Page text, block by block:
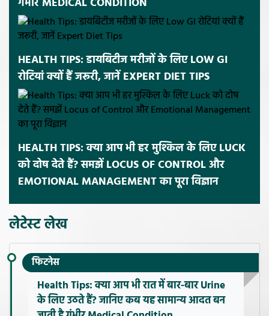
HEALTH TIPS: डायबिटीज मरीजों के लिए LOW GI
रोटियां क्यों हैं जरूरी, जानें EXPERT DIET TIPS
HEALTH TIPS: क्या आप भी हर मुश्किल के लिए LUCK
को दोष देते हैं? समझें LOCUS OF CONTROL और
EMOTIONAL MANAGEMENT का पूरा विज्ञान
लेटेस्ट लेख
फिटनेस
Health Tips: क्या आप भी रात में बार-बार Urine
के लिए उठते हैं? जानिए कब यह सामान्य आदत बन